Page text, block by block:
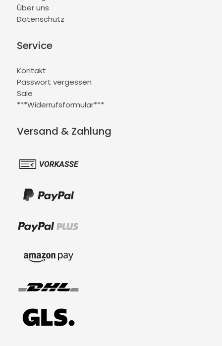
Über uns
Datenschutz
Service
Kontakt
Passwort vergessen
Sale
***Widerrufsformular***
Versand & Zahlung